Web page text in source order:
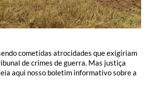
cometidas atrocidades que exigiriam
de crimes de guerra. Mas justiça
aqui nosso boletim informativo sobre a